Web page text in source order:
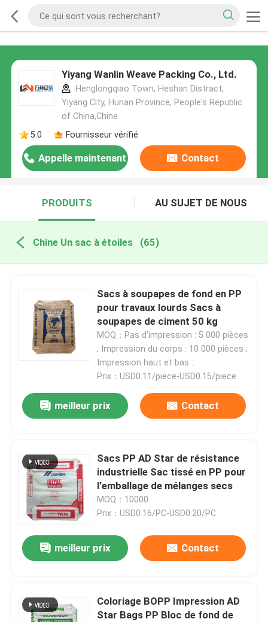
Yiyang Wanlin Weave Packing Co., Ltd.
Henglongqiao Town, Heshan Distract,
Yiyang City, Hunan Province, People's Republic
of China,Chine
5.0
Fournisseur vérifié
Appelle maintenant Contact
PRODUITS AU SUJET DE NOUS
Chine Un sac à étoiles (65)
Sacs à soupapes de fond en PP
pour travaux lourds Sacs à
soupapes de ciment 50 kg
MOQ：Pas d'impression : 5 000 pièces
; Impression du corps : 10 000 pièces ;
Impression haut et bas :
Prix：USD0.11/piece-USD0.15/piece
meilleur prix Contact
Sacs PP AD Star de résistance
industrielle Sac tissé en PP pour
l'emballage de mélanges secs
MOQ：10000
Prix：USD0.16/PC-USD0.20/PC
meilleur prix Contact
Coloriage BOPP Impression AD
Star Bags PP Bloc de fond de